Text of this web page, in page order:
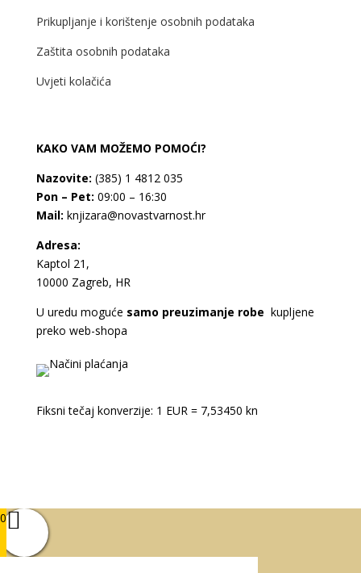
Prikupljanje i korištenje osobnih podataka
Zaštita osobnih podataka
Uvjeti kolačića
KAKO VAM MOŽEMO POMOĆI?
Nazovite: (385) 1 4812 035
Pon – Pet: 09:00 – 16:30
Mail: knjizara@novastvarnost.hr
Adresa:
Kaptol 21,
10000 Zagreb, HR
U uredu moguće samo preuzimanje robe kupljene
preko web-shopa
Fiksni tečaj konverzije: 1 EUR = 7,53450 kn
0